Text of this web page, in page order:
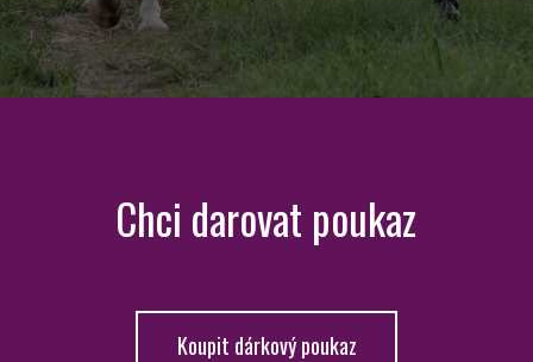
Chci darovat poukaz
Koupit dárkový poukaz